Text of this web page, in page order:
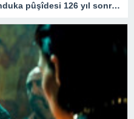
Mevlâna Celâleddîn-İ Rûmî sanduka pûşîdesi 126 yıl sonra yeniden üretildi – Kültür Sanat & Sinema